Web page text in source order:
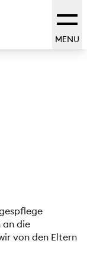
MENU
an die
von den Eltern